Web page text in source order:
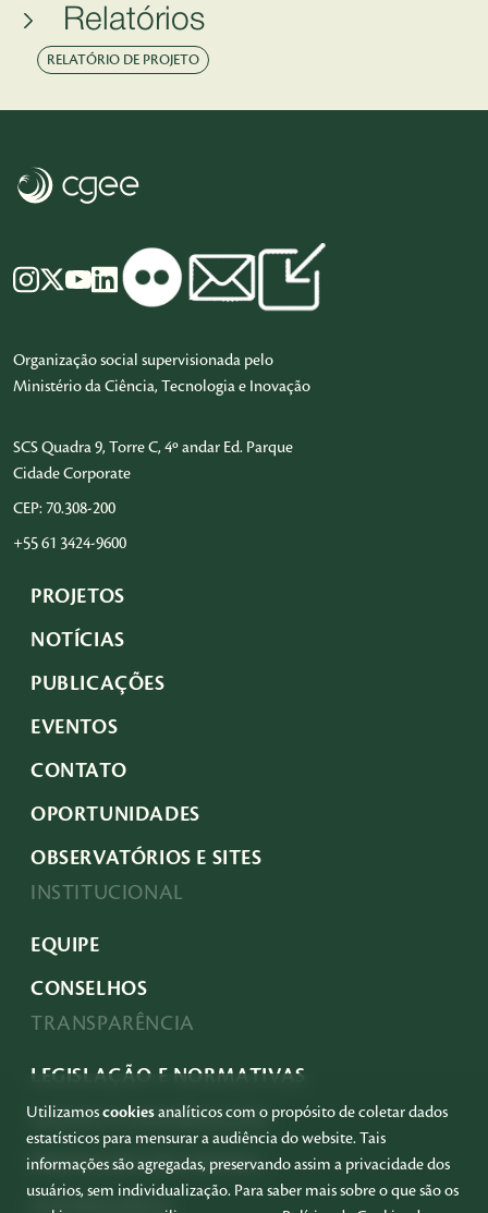
Relatórios
RELATÓRIO DE PROJETO
Organização social supervisionada pelo
Ministério da Ciência, Tecnologia e Inovação
SCS Quadra 9, Torre C, 4º andar Ed. Parque
Cidade Corporate
CEP: 70.308-200
+55 61 3424-9600
PROJETOS
NOTÍCIAS
PUBLICAÇÕES
EVENTOS
CONTATO
OPORTUNIDADES
OBSERVATÓRIOS E SITES
INSTITUCIONAL
EQUIPE
CONSELHOS
TRANSPARÊNCIA
LEGISLAÇÃO E NORMATIVAS
ACESSO À INFORMAÇÃO
PRESTAÇÃO DE CONTAS
GOVERNANÇA
Utilizamoscookiesanalíticos com o propósito de coletar dados
estatísticos para mensurar a audiência do website. Tais
informações são agregadas, preservando assim a privacidade dos
usuários, sem individualização. Para saber mais sobre o que são os